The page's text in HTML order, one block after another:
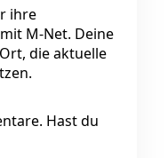
ihre
M-Net. Deine
die aktuelle
Hast du